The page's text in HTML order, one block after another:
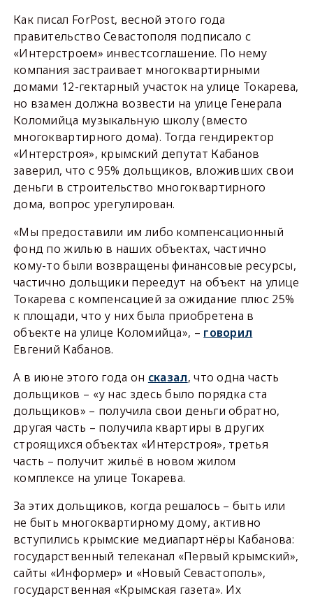
Как писал ForPost, весной этого года
правительство Севастополя подписало с
«Интерстроем» инвестсоглашение. По нему
компания застраивает многоквартирными
домами 12-гектарный участок на улице Токарева,
но взамен должна возвести на улице Генерала
Коломийца музыкальную школу (вместо
многоквартирного дома). Тогда гендиректор
«Интерстроя», крымский депутат Кабанов
заверил, что с 95% дольщиков, вложивших свои
деньги в строительство многоквартирного
дома, вопрос урегулирован.
«Мы предоставили им либо компенсационный
фонд по жилью в наших объектах, частично
кому-то были возвращены финансовые ресурсы,
частично дольщики переедут на объект на улице
Токарева с компенсацией за ожидание плюс 25%
к площади, что у них была приобретена в
объекте на улице Коломийца», – говорил
Евгений Кабанов.
А в июне этого года он сказал, что одна часть
дольщиков – «у нас здесь было порядка ста
дольщиков» – получила свои деньги обратно,
другая часть – получила квартиры в других
строящихся объектах «Интерстроя», третья
часть – получит жильё в новом жилом
комплексе на улице Токарева.
За этих дольщиков, когда решалось – быть или
не быть многоквартирному дому, активно
вступились крымские медиапартнёры Кабанова:
государственный телеканал «Первый крымский»,
сайты «Информер» и «Новый Севастополь»,
государственная «Крымская газета». Их